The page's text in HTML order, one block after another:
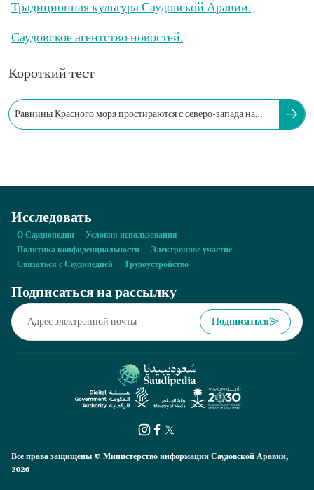
Традиционная культура Саудовской Аравии.
Саудовское агентство новостей.
Короткий тест
Равнины Красного моря простираются с северо-запада на
Исследовать
О Саудиопедии
Условия использования
Политика конфиденциальности
Электронное участие
Связаться с Саудипедией
Трудоустройство
Подписаться на рассылку
Подписаться
Все права защищены © Министерство информации Саудовской Аравии,
2026